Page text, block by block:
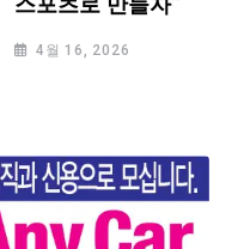
스포츠로 만들자”
4월 16, 2026